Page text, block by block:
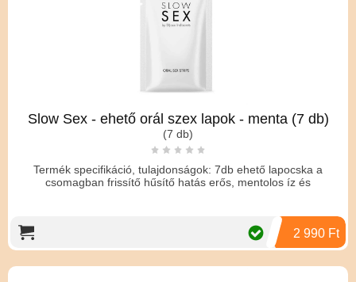
Slow Sex - ehető orál szex lapok - menta (7 db)
(7 db)
Termék specifikáció, tulajdonságok: 7db ehető lapocska a
csomagban frissítő hűsítő hatás erős, mentolos íz és
2 990 Ft